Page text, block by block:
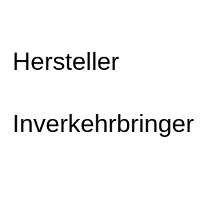
Hersteller
Inverkehrbringer